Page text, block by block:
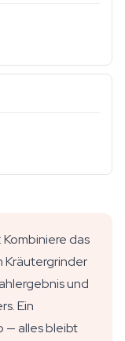
das
Kräutergrinder
und
Ein
— alles bleibt